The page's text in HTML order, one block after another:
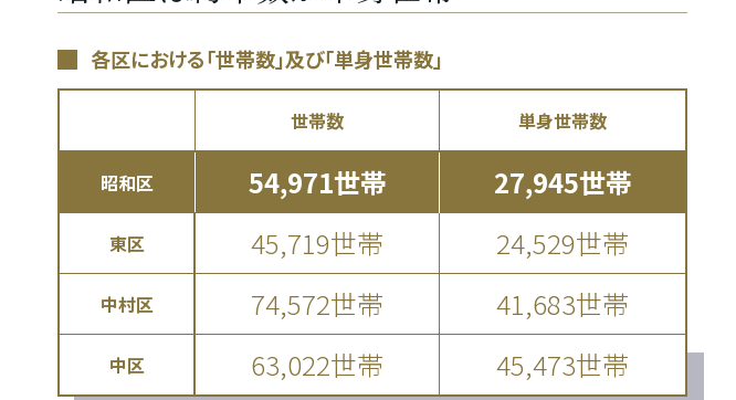
各区における「世帯数」及び「単身世帯数」
世帯数 単身世帯数
昭和区 54,971世帯 27,945世帯
東区 45,719世帯 24,529世帯
中村区 74,572世帯 41,683世帯
中区 63,022世帯 45,473世帯